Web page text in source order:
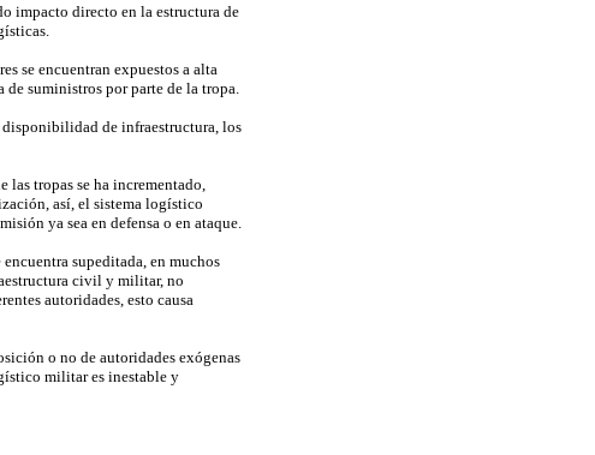
impacto directo en la estructura de
se encuentran expuestos a alta
suministros por parte de la tropa.
de infraestructura, los
tropas se ha incrementado,
así, el sistema logístico
ya sea en defensa o en ataque.
supeditada, en muchos
civil y militar, no
autoridades, esto causa
o no de autoridades exógenas
militar es inestable y